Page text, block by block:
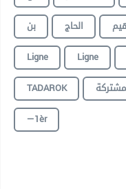
بن
الحاج
Ligne
Ligne
TADAROK
—1èr